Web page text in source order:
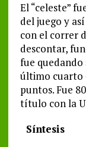
El “celeste”
del juego y
con el correr
descontar,
fue
último cuarto
puntos. Fue
título con la
Síntesis